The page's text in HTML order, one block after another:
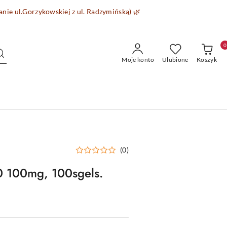
ul.Gorzykowskiej z ul. Radzymińską) 🌿
Moje konto Ulubione Koszyk
0
(0)
100mg, 100sgels.